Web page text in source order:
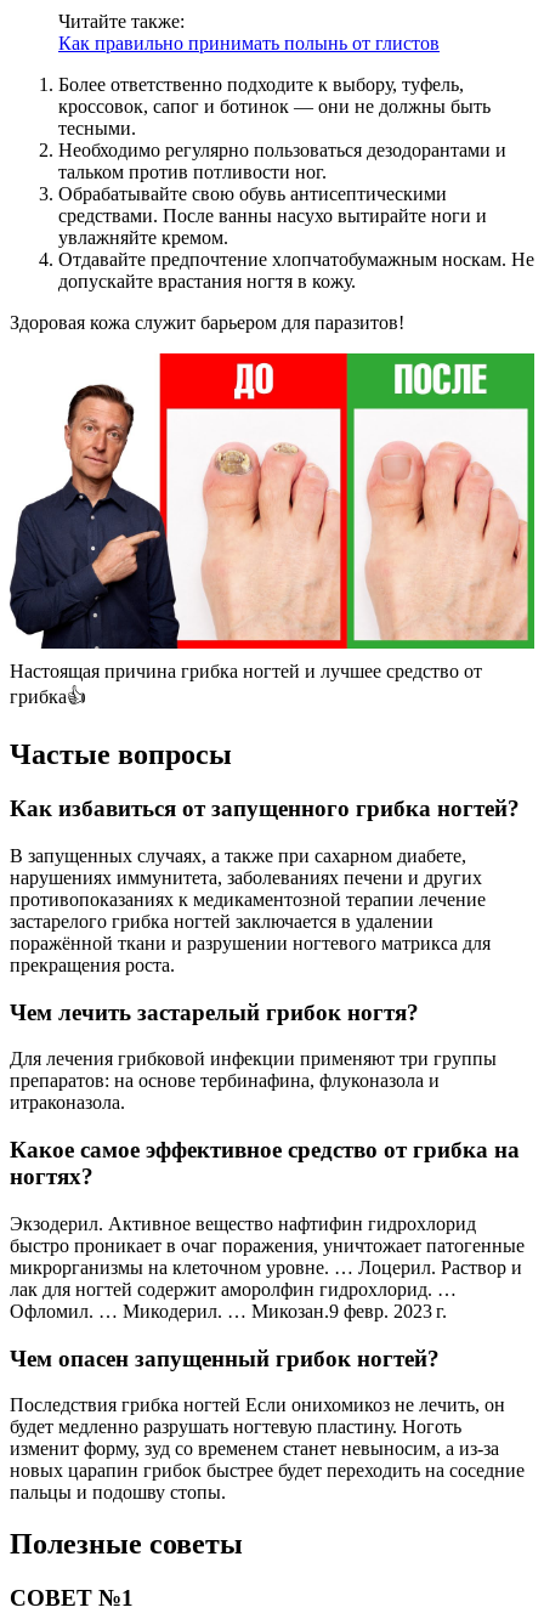
Читайте также:
Как правильно принимать полынь от глистов
Более ответственно подходите к выбору, туфель,
кроссовок, сапог и ботинок — они не должны быть
тесными.
Необходимо регулярно пользоваться дезодорантами и
тальком против потливости ног.
Обрабатывайте свою обувь антисептическими
средствами. После ванны насухо вытирайте ноги и
увлажняйте кремом.
Отдавайте предпочтение хлопчатобумажным носкам. Не
допускайте врастания ногтя в кожу.
Здоровая кожа служит барьером для паразитов!
Настоящая причина грибка ногтей и лучшее средство от
грибка👍
Частые вопросы
Как избавиться от запущенного грибка ногтей?
В запущенных случаях, а также при сахарном диабете,
нарушениях иммунитета, заболеваниях печени и других
противопоказаниях к медикаментозной терапии лечение
застарелого грибка ногтей заключается в удалении
поражённой ткани и разрушении ногтевого матрикса для
прекращения роста.
Чем лечить застарелый грибок ногтя?
Для лечения грибковой инфекции применяют три группы
препаратов: на основе тербинафина, флуконазола и
итраконазола.
Какое самое эффективное средство от грибка на
ногтях?
Экзодерил. Активное вещество нафтифин гидрохлорид
быстро проникает в очаг поражения, уничтожает патогенные
микрорганизмы на клеточном уровне. … Лоцерил. Раствор и
лак для ногтей содержит аморолфин гидрохлорид. …
Офломил. … Микодерил. … Микозан.9 февр. 2023 г.
Чем опасен запущенный грибок ногтей?
Последствия грибка ногтей Если онихомикоз не лечить, он
будет медленно разрушать ногтевую пластину. Ноготь
изменит форму, зуд со временем станет невыносим, а из-за
новых царапин грибок быстрее будет переходить на соседние
пальцы и подошву стопы.
Полезные советы
СОВЕТ №1